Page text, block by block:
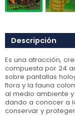
Descripción
Es una atracción,
compuesta por 24
sobre pantallas
flora y la fauna
al medio ambiente
dando a conocer a
conservar y